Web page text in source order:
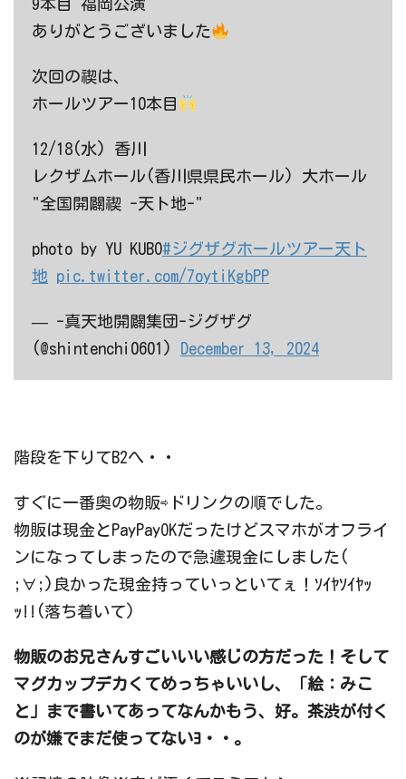
9本目 福岡公演
ありがとうございました
次回の禊は、
ホールツアー10本目
12/18(水) 香川
レクザムホール(香川県県民ホール) 大ホール
"全国開闢禊 -天ト地-"
photo by YU KUBO#ジグザグホールツアー天ト
地
pic.twitter.com/7oytiKgbPP
— -真天地開闢集団-ジグザグ
(@shintenchi0601)
December 13, 2024
階段を下りてB2へ・・
すぐに一番奥の物販⇨ドリンクの順でした。
物販は現金とPayPayOKだったけどスマホがオフライ
ンになってしまったので急遽現金にしました(
;∀;)良かった現金持っていっといてぇ！ｿｲﾔｿｲﾔｯ
ｯ!!(落ち着いて)
物販のお兄さんすごいいい感じの方だった！そして
マグカップデカくてめっちゃいいし、「絵：みこ
と」まで書いてあってなんかもう、好。茶渋が付く
のが嫌でまだ使ってないﾖ・・。